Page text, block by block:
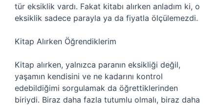
tür eksiklik vardı. Fakat kitabı alırken anladım ki, o
eksiklik sadece parayla ya da fiyatla ölçülemezdi.
Kitap Alırken Öğrendiklerim
Kitap alırken, yalnızca paranın eksikliği değil,
yaşamın kendisini ve ne kadarını kontrol
edebildiğimi sorgulamak da öğrettiklerinden
biriydi. Biraz daha fazla tutumlu olmalı, biraz daha